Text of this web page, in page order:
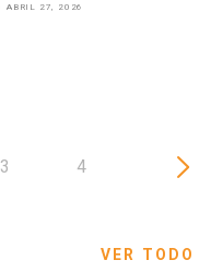
ABRIL 27, 2026
3 4
VER TODO